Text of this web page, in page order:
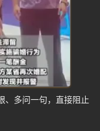
、多问一句，直接阻止